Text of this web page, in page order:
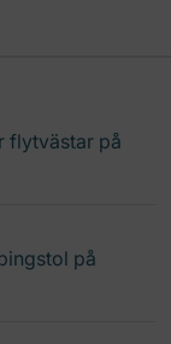
flytvästar på
på